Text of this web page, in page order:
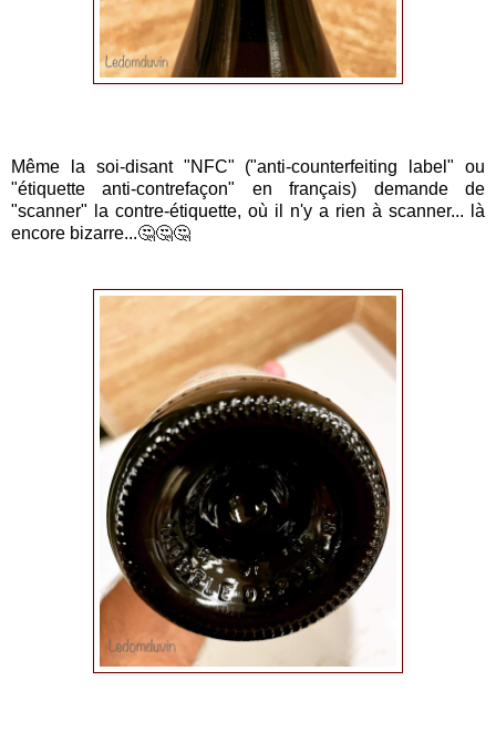
Même la soi-disant "NFC" ("anti-counterfeiting label" ou
"étiquette anti-contrefaçon" en français) demande de
"scanner" la contre-étiquette, où il n'y a rien à scanner... là
encore bizarre...🤔🤔🤔